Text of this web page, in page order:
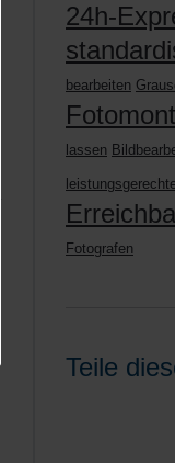
24h-
bearbeiten
lassen
Fotografen
Teile